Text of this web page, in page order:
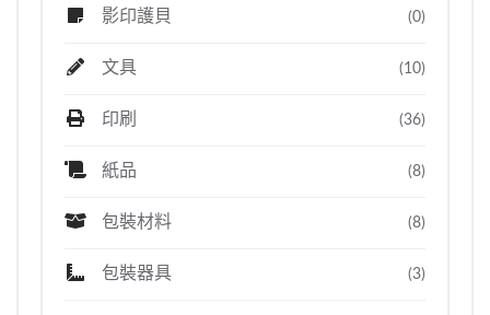
影印護貝 (0)
文具 (10)
印刷 (36)
紙品 (8)
包裝材料 (8)
包裝器具 (3)